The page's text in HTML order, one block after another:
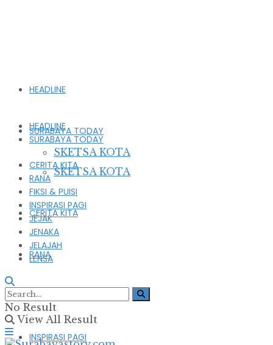
HEADLINE
SURABAYA TODAY
SKETSA KOTA
CERITA KITA
RANA
FIKSI & PUISI
INSPIRASI PAGI
HEADLINE
SURABAYA TODAY
SKETSA KOTA
CERITA KITA
RANA
FIKSI & PUISI
INSPIRASI PAGI
JEJAK
JENAKA
JELAJAH
LENSA
No Result
View All Result